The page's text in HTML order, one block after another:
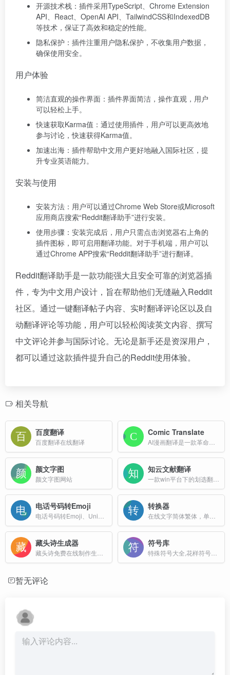
开源技术栈：插件采用TypeScript、Chrome Extension
API、React、OpenAI API、TailwindCSS和IndexedDB
等技术，保证了高效和稳定的性能。
隐私保护：插件注重用户隐私保护，不收集用户数据，
确保使用安全。
用户体验
简洁直观的操作界面：插件界面简洁，操作直观，用户
可以轻松上手。
快速获取Karma值：通过使用插件，用户可以更高效地
参与讨论，快速获得Karma值。
加速出海：插件帮助中文用户更好地融入国际社区，提
升专业英语能力。
安装与使用
安装方法：用户可以通过Chrome Web Store或Microsoft
应用商店搜索“Reddit翻译助手”进行安装。
使用步骤：安装完成后，用户只需点击浏览器右上角的
插件图标，即可启用翻译功能。对于手机端，用户可以
通过Chrome APP搜索“Reddit翻译助手”进行翻译。
Reddit翻译助手是一款功能强大且安全可靠的浏览器插
件，专为中文用户设计，旨在帮助他们无缝融入Reddit
社区。通过一键翻译帖子内容、实时翻译评论区以及自
动翻译评论等功能，用户可以轻松阅读英文内容、撰写
中文评论并参与国际讨论。无论是新手还是资深用户，
都可以通过这款插件提升自己的Reddit使用体验。
相关导航
百度翻译
百度翻译在线翻译
Comic Translate
颜文字图
颜文字图网站
知云文献翻译
电话号码转Emoji 转换器
藏头诗生成器 符号库
暂无评论